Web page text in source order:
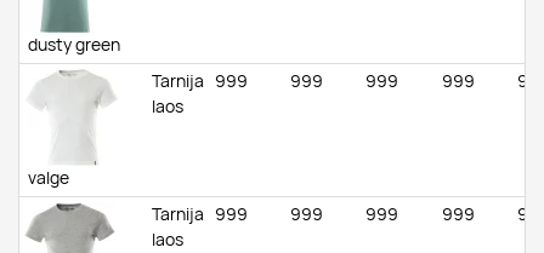
dusty green
valge
Tarnija
laos
999 999 999 999
Tarnija
laos
999 999 999 999